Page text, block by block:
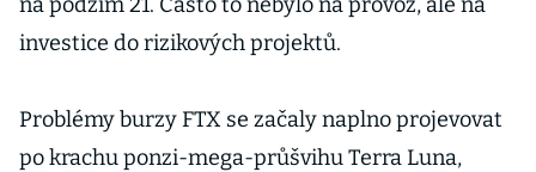
investice do rizikových projektů.
Problémy burzy FTX se začaly naplno projevovat
po krachu ponzi-mega-průšvihu Terra Luna,